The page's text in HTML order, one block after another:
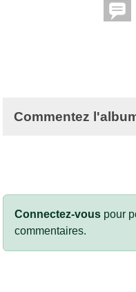
Commentez
Connectez-vous pour
commentaires.